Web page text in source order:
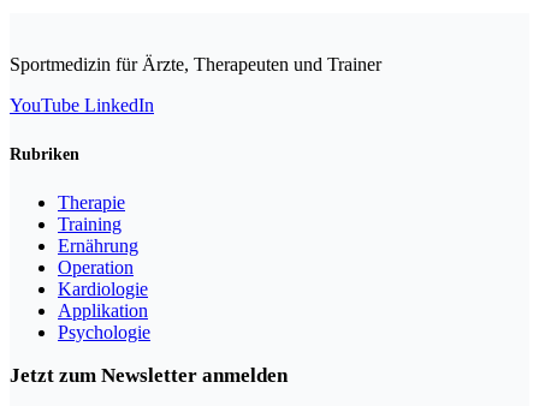
Sportmedizin für Ärzte, Therapeuten und Trainer
YouTube LinkedIn
Rubriken
Therapie
Training
Ernährung
Operation
Kardiologie
Applikation
Psychologie
Jetzt zum Newsletter anmelden